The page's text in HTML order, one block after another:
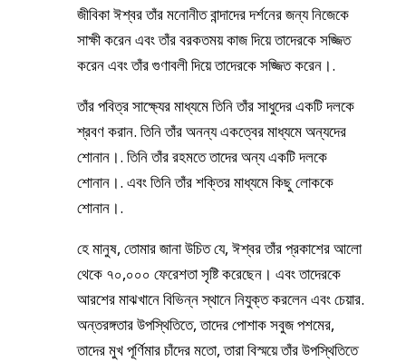
জীবিকাঈশ্বর তাঁর মনোনীত বান্দাদের দর্শনের জন্য নিজেকে
সাক্ষী করেন এবং তাঁর বরকতময় কাজ দিয়ে তাদেরকে সজ্জিত
করেন এবং তাঁর গুণাবলী দিয়ে তাদেরকে সজ্জিত করেন।.
তাঁর পবিত্র সাক্ষ্যের মাধ্যমে তিনি তাঁর সাধুদের একটি দলকে
শ্রবণ করান. তিনি তাঁর অনন্য একত্বের মাধ্যমে অন্যদের
শোনান।. তিনি তাঁর রহমতে তাদের অন্য একটি দলকে
শোনান।. এবং তিনি তাঁর শক্তির মাধ্যমে কিছু লোককে
শোনান।.
হে মানুষ, তোমার জানা উচিত যে, ঈশ্বর তাঁর প্রকাশের আলো
থেকে ৭০,০০০ ফেরেশতা সৃষ্টি করেছেন। এবং তাদেরকে
আরশের মাঝখানে বিভিন্ন স্থানে নিযুক্ত করলেনএবং চেয়ার.
অন্তরঙ্গতার উপস্থিতিতে, তাদের পোশাক সবুজ পশমের,
তাদের মুখ পূর্ণিমার চাঁদের মতো, তারা বিস্ময়ে তাঁর উপস্থিতিতে